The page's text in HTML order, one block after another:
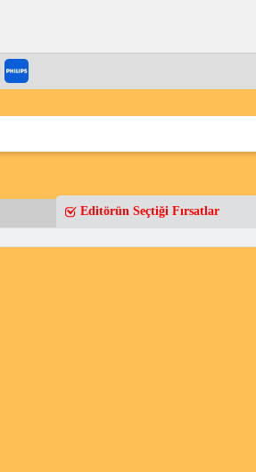
Editörün Seçtiği Fırsatlar